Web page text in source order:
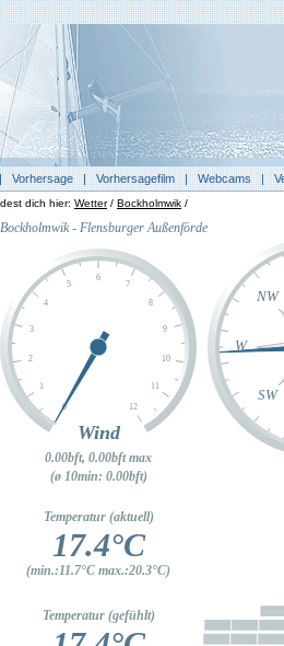
Vorhersage|Vorhersagefilm|Webcams|
dich hier: Wetter/ Bockholmwik /